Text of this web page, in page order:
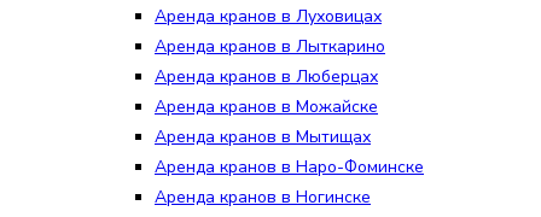
Аренда кранов в Луховицах
Аренда кранов в Лыткарино
Аренда кранов в Люберцах
Аренда кранов в Можайске
Аренда кранов в Мытищах
Аренда кранов в Наро-Фоминске
Аренда кранов в Ногинске